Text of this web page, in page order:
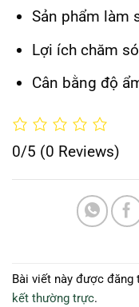
Sản phẩm làm
Lợi ích chăm
Cân bằng độ
0/5 (0 Reviews)
Bài viết này được đăng
kết thường trực.